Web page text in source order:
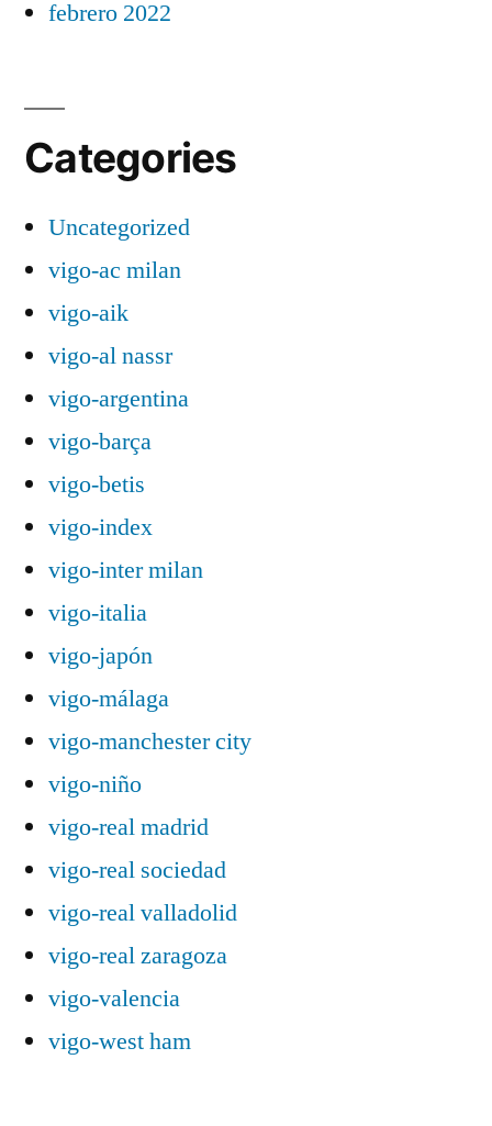
febrero 2022
Categories
Uncategorized
vigo-ac milan
vigo-aik
vigo-al nassr
vigo-argentina
vigo-barça
vigo-betis
vigo-index
vigo-inter milan
vigo-italia
vigo-japón
vigo-málaga
vigo-manchester city
vigo-niño
vigo-real madrid
vigo-real sociedad
vigo-real valladolid
vigo-real zaragoza
vigo-valencia
vigo-west ham